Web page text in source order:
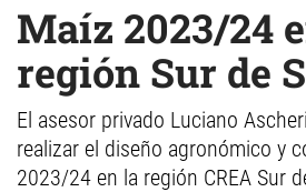
Maíz 2023/24
región Sur de
El asesor privado Luciano
realizar el diseño agronómico y
2023/24 en la región CREA Sur